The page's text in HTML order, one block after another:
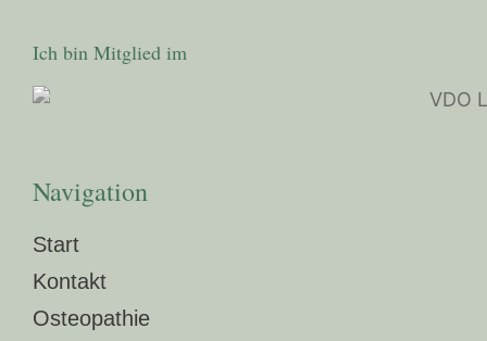
Ich bin Mitglied im
Navigation
Start
Kontakt
Osteopathie